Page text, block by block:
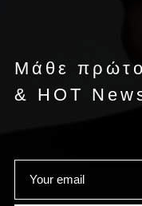
Μάθε
& HOT